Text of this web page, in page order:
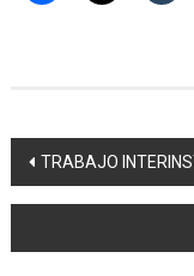
Navegación
de
entradas
TRABAJO